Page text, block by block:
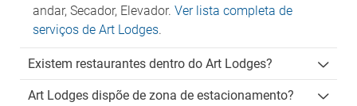
andar, Secador, Elevador. Ver lista completa de
serviços de Art Lodges.
Existem restaurantes dentro do Art Lodges?
Art Lodges dispõe de zona de estacionamento?